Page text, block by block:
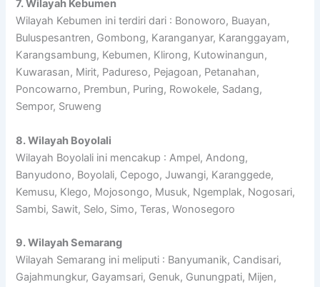
7. Wilayah Kebumen
Wilayah Kebumen ini terdiri dari : Bonoworo, Buayan,
Buluspesantren, Gombong, Karanganyar, Karanggayam,
Karangsambung, Kebumen, Klirong, Kutowinangun,
Kuwarasan, Mirit, Padureso, Pejagoan, Petanahan,
Poncowarno, Prembun, Puring, Rowokele, Sadang,
Sempor, Sruweng
8. Wilayah Boyolali
Wilayah Boyolali ini mencakup : Ampel, Andong,
Banyudono, Boyolali, Cepogo, Juwangi, Karanggede,
Kemusu, Klego, Mojosongo, Musuk, Ngemplak, Nogosari,
Sambi, Sawit, Selo, Simo, Teras, Wonosegoro
9. Wilayah Semarang
Wilayah Semarang ini meliputi : Banyumanik, Candisari,
Gajahmungkur, Gayamsari, Genuk, Gunungpati, Mijen,